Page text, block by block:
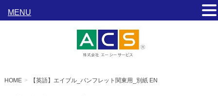
HOME 【英語】エイブル_パンフレット関東用_別紙 EN
MENU